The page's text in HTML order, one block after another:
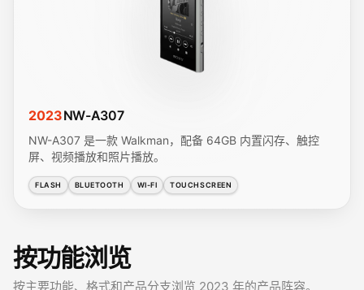
2023NW-A307
NW-A307 是一款 Walkman，配备 64GB 内置闪存、触控
屏、视频播放和照片播放。
FLASH BLUETOOTH WI-FI TOUCHSCREEN
按功能浏览
按主要功能、格式和产品分支浏览 2023 年的产品阵容。